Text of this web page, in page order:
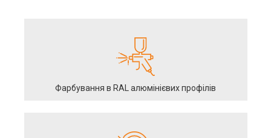
Фарбування в RAL алюмінієвих профілів